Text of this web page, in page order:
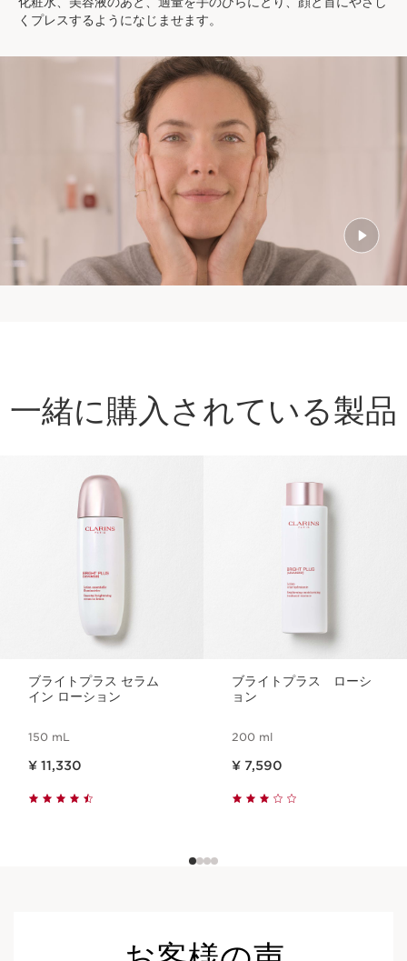
くプレスするようになじませます。
一緒に購入されている製品
コンテンツへ移動
ブライトプラス セラム
イン ローション
150 mL
¥ 11,330
ブライトプラス ローシ
ョン
200 ml
¥ 7,590